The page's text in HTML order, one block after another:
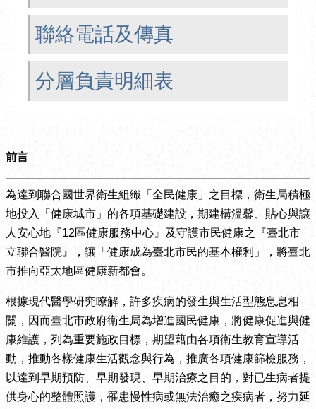
聯絡電話及傳真
分層負責明細表
前言
為達到聯合國世界衛生組織「全民健康」之目標，衛生局積極
地投入「健康城市」的各項基礎建設，期建構溫馨、貼心與讓
人安心地『12區健康服務中心』及守護市民健康之『臺北市
立聯合醫院』，讓「健康成為臺北市民的基本權利」，將臺北
市推向亞太地區健康新都會。
根據現代醫學研究瞭解，許多疾病的發生與生活型態息息相
關，因而臺北市政府衛生局為增進國民健康，將健康促進與健
康維護，列為重要施政目標，期望藉由各項衛生教育宣導活
動，推動各樣健康生活觀念與行為，推廣各項健康篩檢服務，
以達到早期預防、早期發現、早期治療之目的，對已生病者提
供身心的整體照護，罹患慢性病或無法治癒之疾病者，努力延